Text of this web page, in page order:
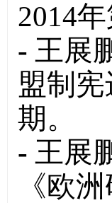
2014年
- 王展
盟制
期。
- 王展
《欧